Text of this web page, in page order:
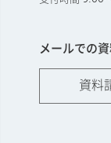
メールでの
資料